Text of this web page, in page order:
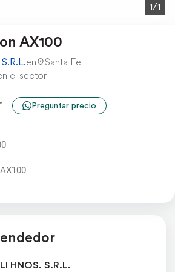
1/1
AX100
en Santa Fe
el sector
Preguntar precio
HNOS. S.R.L.